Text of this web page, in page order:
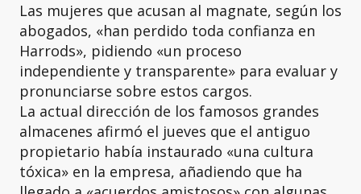
Las mujeres que acusan al magnate, según los
abogados, «han perdido toda confianza en
Harrods», pidiendo «un proceso
independiente y transparente» para evaluar y
pronunciarse sobre estos cargos.
La actual dirección de los famosos grandes
almacenes afirmó el jueves que el antiguo
propietario había instaurado «una cultura
tóxica» en la empresa, añadiendo que ha